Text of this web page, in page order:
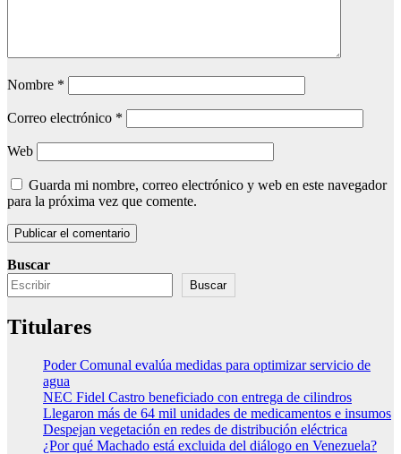
Nombre *
Correo electrónico *
Web
Guarda mi nombre, correo electrónico y web en este navegador
para la próxima vez que comente.
Buscar
Buscar
Titulares
Poder Comunal evalúa medidas para optimizar servicio de
agua
NEC Fidel Castro beneficiado con entrega de cilindros
Llegaron más de 64 mil unidades de medicamentos e insumos
Despejan vegetación en redes de distribución eléctrica
¿Por qué Machado está excluida del diálogo en Venezuela?